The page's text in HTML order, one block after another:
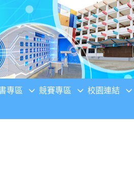
專區 競賽專區 校園連結